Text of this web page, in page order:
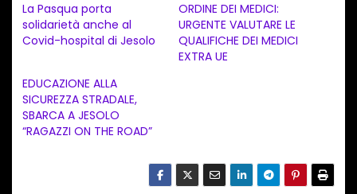
a
m
n
t
o
La Pasqua porta
solidarietà anche al
Covid-hospital di Jesolo
ORDINE DEI MEDICI:
URGENTE VALUTARE LE
QUALIFICHE DEI MEDICI
EXTRA UE
EDUCAZIONE ALLA
SICUREZZA STRADALE,
SBARCA A JESOLO
“RAGAZZI ON THE ROAD”